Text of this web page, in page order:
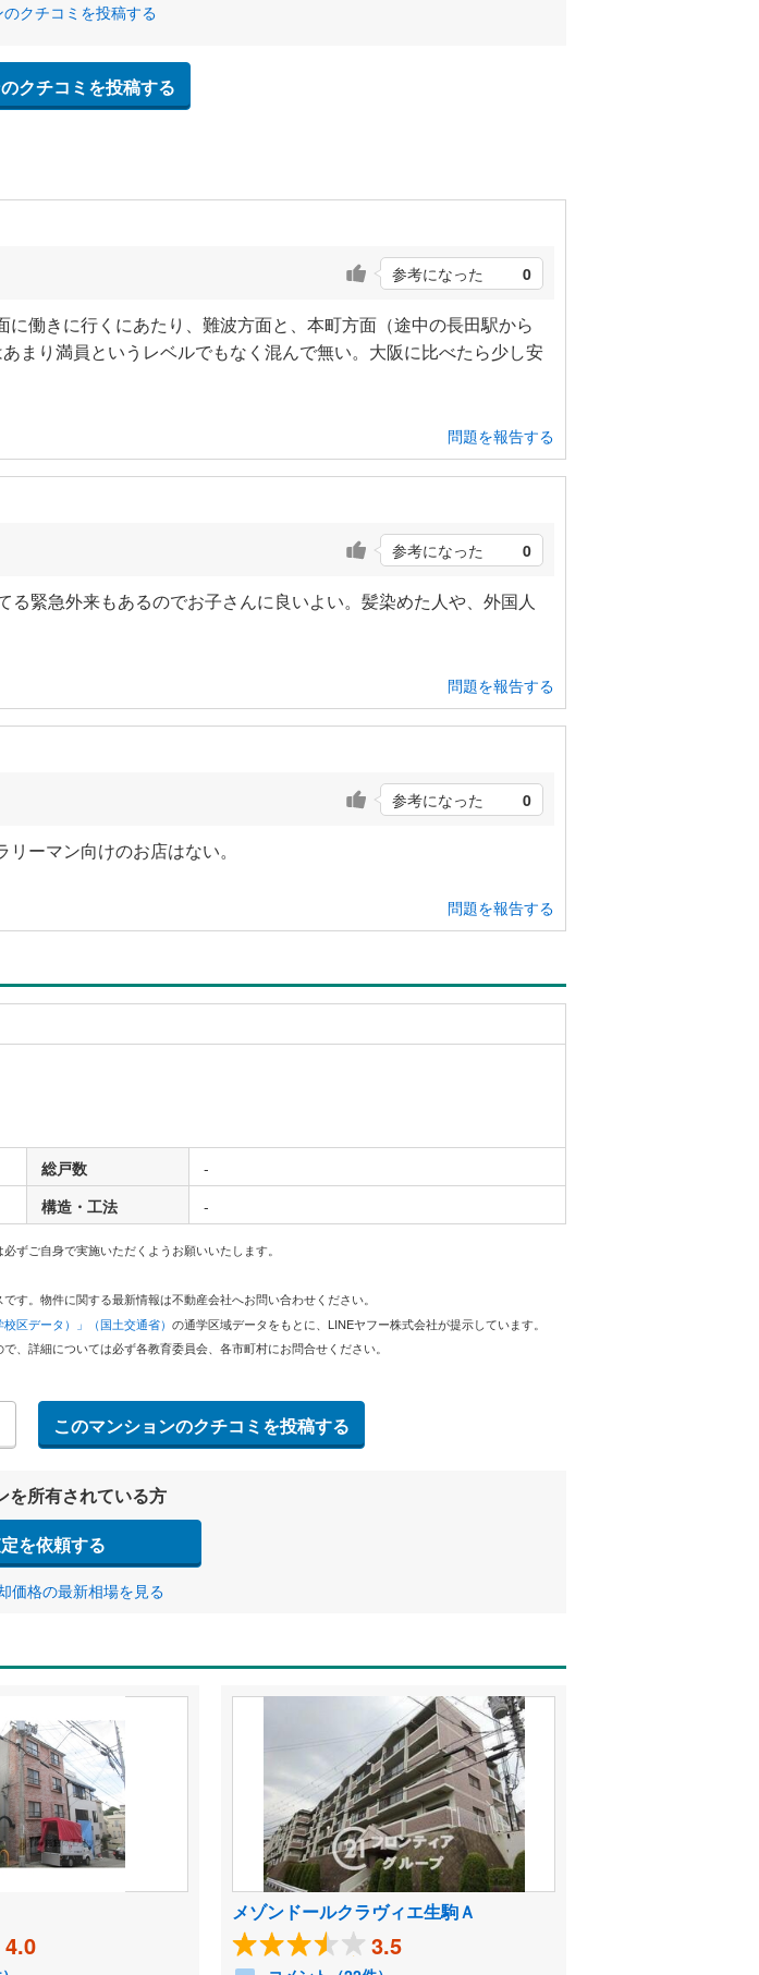
クチコミを投稿する
クチコミを投稿する
参考になった 0
働きに行くにあたり、難波方面と、本町方面（途中の長田駅から
まり満員というレベルでもなく混んで無い。大阪に比べたら少し安
問題を報告する
参考になった 0
る緊急外来もあるのでお子さんに良いよい。髪染めた人や、外国人
問題を報告する
参考になった 0
ーマン向けのお店はない。
問題を報告する
総戸数
-
構造・工法 -
ずご自身で実施いただくようお願いいたします。
す。物件に関する最新情報は不動産会社へお問い合わせください。
区データ）」（国土交通省） の通学区域データをもとに、LINEヤフー株式会社が提示しています。
詳細については必ず各教育委員会、各市町村にお問合せください。
このマンションのクチコミを投稿する
を所有されている方
を依頼する
価格の最新相場を見る
4.0
メゾンドールクラヴィエ生駒Ａ
3.5